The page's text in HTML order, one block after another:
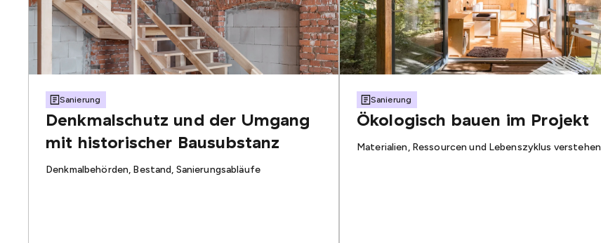
Sanierung
Denkmalschutz und der Umgang
mit historischer Bausubstanz
Denkmalbehörden, Bestand, Sanierungsabläufe
Sanierung
Ökologisch bauen im Projekt
Materialien, Ressourcen und Lebenszyklus verstehen